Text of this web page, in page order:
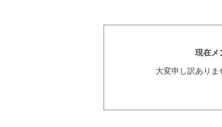
現在メ
大変申し訳あり